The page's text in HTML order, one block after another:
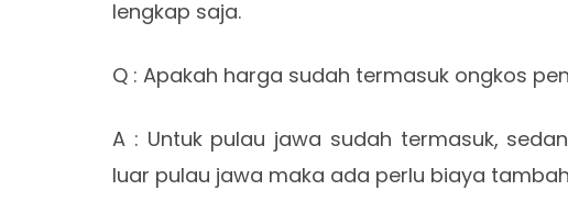
lengkap saja.
Q : Apakah harga sudah termasuk ongkos
A : Untuk pulau jawa sudah termasuk,
luar pulau jawa maka ada perlu biaya